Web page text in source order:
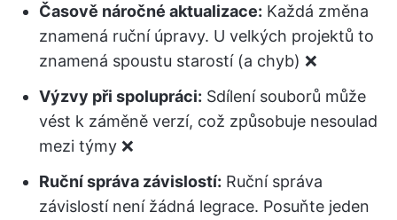
Časově náročné aktualizace: Každá změna
znamená ruční úpravy. U velkých projektů to
znamená spoustu starostí (a chyb) ❌
Výzvy při spolupráci: Sdílení souborů může
vést k záměně verzí, což způsobuje nesoulad
mezi týmy ❌
Ruční správa závislostí: Ruční správa
závislostí není žádná legrace. Posuňte jeden